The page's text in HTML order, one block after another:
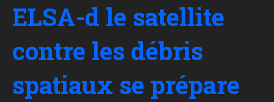
ELSA-d le satellite
contre les débris
spatiaux se prépare